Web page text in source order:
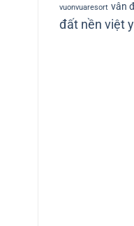
vuonvuaresort vân
đất nền việt